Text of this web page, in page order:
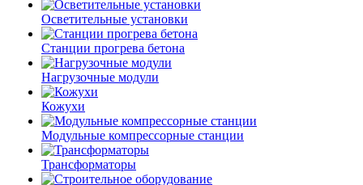
Осветительные установки
Станции прогрева бетона
Нагрузочные модули
Кожухи
Модульные компрессорные станции
Трансформаторы